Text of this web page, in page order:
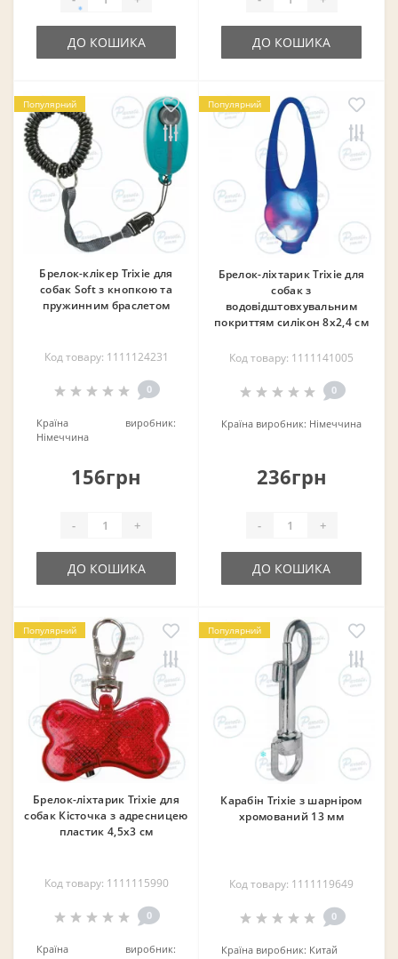
ДО КОШИКА ДО КОШИКА
Популярний
Брелок-клікер Trixie для
собак Soft з кнопкою та
пружинним браслетом
Код товару: 1111124231
0
Країна виробник:
Німеччина
156грн
- +
ДО КОШИКА
Популярний
Брелок-ліхтарик Trixie для
собак з
водовідштовхувальним
покриттям силікон 8х2,4 см
Код товару: 1111141005
0
Країна виробник: Німеччина
236грн
- +
ДО КОШИКА
Популярний
Брелок-ліхтарик Trixie для
собак Кісточка з адресницею
пластик 4,5х3 см
Код товару: 1111115990
0
Країна виробник:
Популярний
Карабін Trixie з шарніром
хромований 13 мм
Код товару: 1111119649
0
Країна виробник: Китай